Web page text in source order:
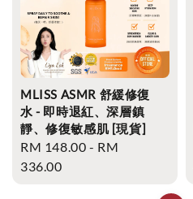
MLISS ASMR 舒緩修復
水 - 即時退紅、深層鎮
靜、修復敏感肌 [現貨]
Regular
price
RM 148.00 - RM
336.00